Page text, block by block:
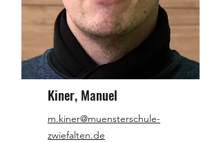
Kiner, Manuel
m.kiner@muensterschule-
zwiefalten.de